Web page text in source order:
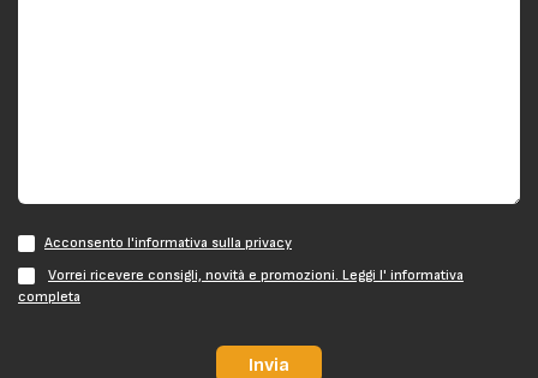
Acconsento l'informativa sulla privacy
Vorrei ricevere consigli, novità e promozioni. Leggi l' informativa
completa
Invia